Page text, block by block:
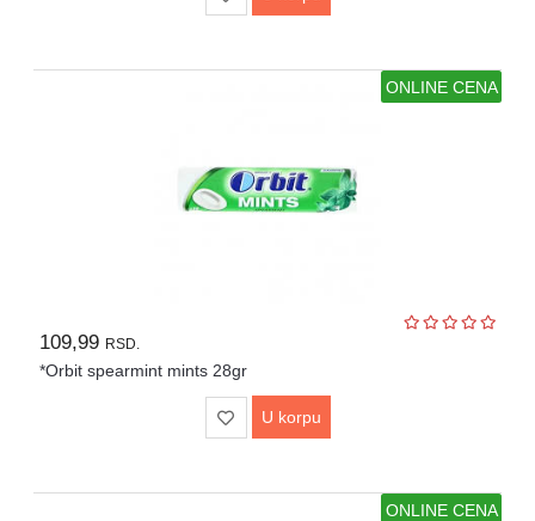
ONLINE CENA
109,99 RSD.
*Orbit spearmint mints 28gr
U korpu
ONLINE CENA